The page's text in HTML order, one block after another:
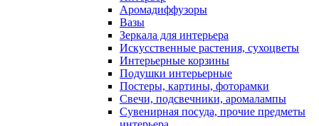
Аромадиффузоры
Вазы
Зеркала для интерьера
Искусственные растения, сухоцветы
Интерьерные корзины
Подушки интерьерные
Постеры, картины, фоторамки
Свечи, подсвечники, аромалампы
Сувенирная посуда, прочие предметы